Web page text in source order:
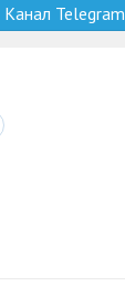
Канал Telegram